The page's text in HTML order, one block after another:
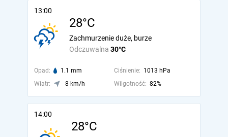
13:00
28°C
Odczuwalna 30°C
Zachmurzenie duże, burze
Opad: 1.1 mm Ciśnienie: 1013 hPa
Wiatr:
8 km/h Wilgotność: 82%
14:00
28°C